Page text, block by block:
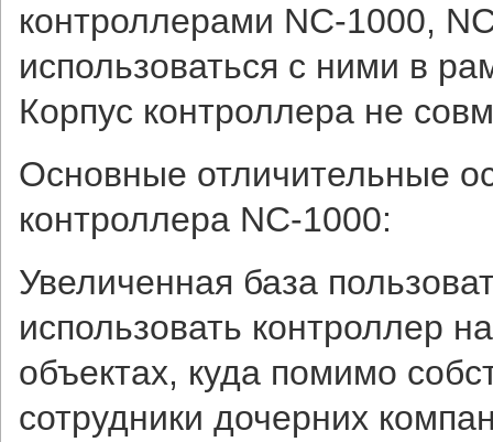
контроллерами NC-1000,
использоваться с ними в
Корпус контроллера не
Основные отличительные
контроллера NC-1000:
Увеличенная база
использовать контроллер
объектах, куда помимо
сотрудники дочерних